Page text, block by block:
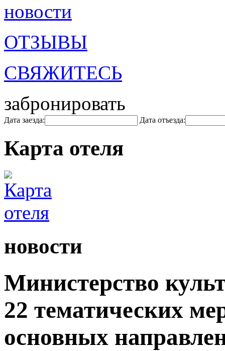
новости
ОТЗЫВЫ
СВЯЖИТЕСЬ
забронировать
Дата заезда: Дата отъезда:
Карта отеля
новости
Министерство
22 тематических
основных